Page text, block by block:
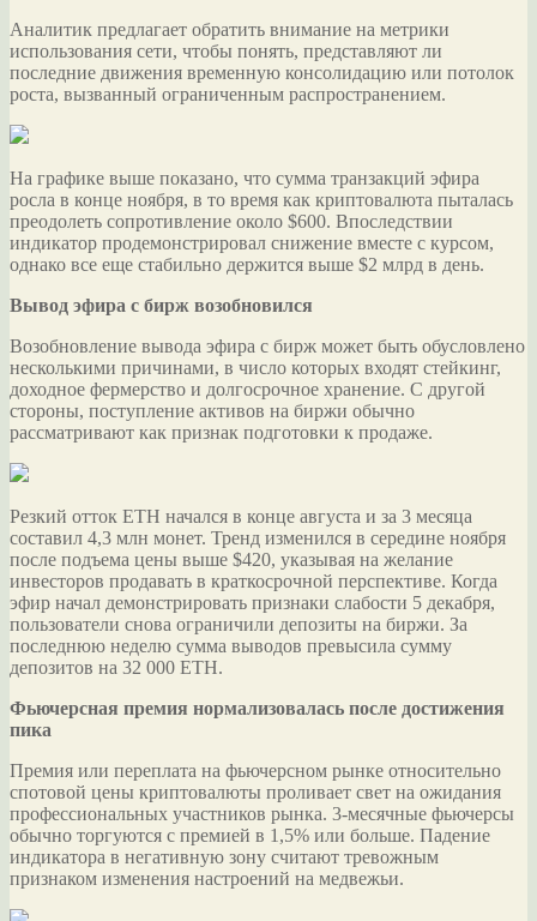
Аналитик предлагает обратить внимание на метрики
использования сети, чтобы понять, представляют ли
последние движения временную консолидацию или потолок
роста, вызванный ограниченным распространением.
На графике выше показано, что сумма транзакций эфира
росла в конце ноября, в то время как криптовалюта пыталась
преодолеть сопротивление около $600. Впоследствии
индикатор продемонстрировал снижение вместе с курсом,
однако все еще стабильно держится выше $2 млрд в день.
Вывод эфира с бирж возобновился
Возобновление вывода эфира с бирж может быть обусловлено
несколькими причинами, в число которых входят стейкинг,
доходное фермерство и долгосрочное хранение. С другой
стороны, поступление активов на биржи обычно
рассматривают как признак подготовки к продаже.
Резкий отток ETH начался в конце августа и за 3 месяца
составил 4,3 млн монет. Тренд изменился в середине ноября
после подъема цены выше $420, указывая на желание
инвесторов продавать в краткосрочной перспективе. Когда
эфир начал демонстрировать признаки слабости 5 декабря,
пользователи снова ограничили депозиты на биржи. За
последнюю неделю сумма выводов превысила сумму
депозитов на 32 000 ETH.
Фьючерсная премия нормализовалась после достижения
пика
Премия или переплата на фьючерсном рынке относительно
спотовой цены криптовалюты проливает свет на ожидания
профессиональных участников рынка. 3-месячные фьючерсы
обычно торгуются с премией в 1,5% или больше. Падение
индикатора в негативную зону считают тревожным
признаком изменения настроений на медвежьи.